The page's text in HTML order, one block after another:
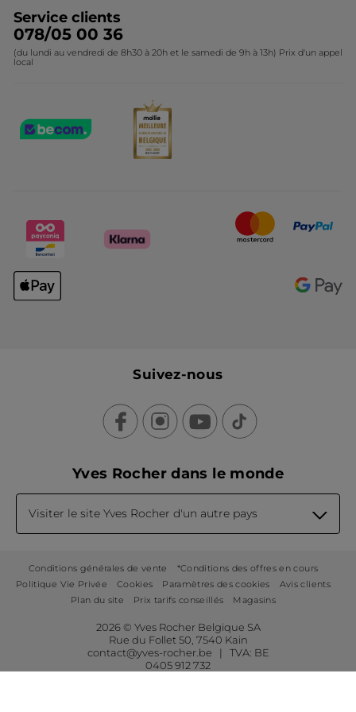
Service clients
078/05 00 36
(du lundi au vendredi de 8h30 à 20h et le samedi de 9h à 13h) Prix d'un appel
local
Suivez-nous
Yves Rocher dans le monde
Visiter le site Yves Rocher d'un autre pays
Conditions générales de vente
*Conditions des offres en cours
Politique Vie Privée
Cookies Paramètres des cookies
Avis clients
Plan du site
Prix tarifs conseillés Magasins
2026 © Yves Rocher Belgique SA
Rue du Follet 50, 7540 Kain
contact@yves-rocher.be | TVA: BE
0405 912 732